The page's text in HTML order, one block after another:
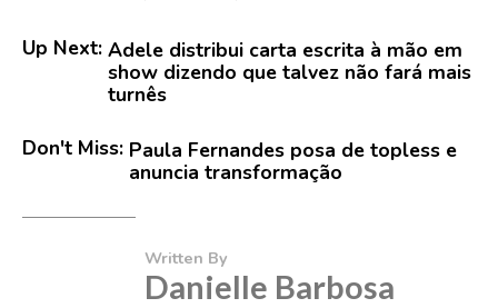
Up Next: Adele distribui carta escrita à mão em
show dizendo que talvez não fará mais
turnês
Don't Miss: Paula Fernandes posa de topless e
anuncia transformação
Written By
Danielle Barbosa